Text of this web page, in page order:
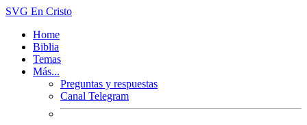
SVG En Cristo
Home
Biblia
Temas
Más...
Preguntas y respuestas
Canal Telegram